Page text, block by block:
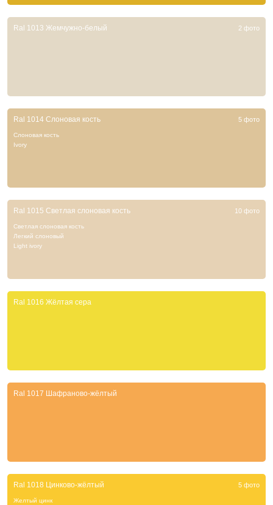
Ral 1013 Жемчужно-белый 2 фото
Ral 1014 Слоновая кость 5 фото
Слоновая кость
Ivory
Ral 1015 Светлая слоновая кость 10 фото
Светлая слоновая кость
Легкий слоновый
Light ivory
Ral 1016 Жёлтая сера
Ral 1017 Шафраново-жёлтый
Ral 1018 Цинково-жёлтый 5 фото
Желтый цинк